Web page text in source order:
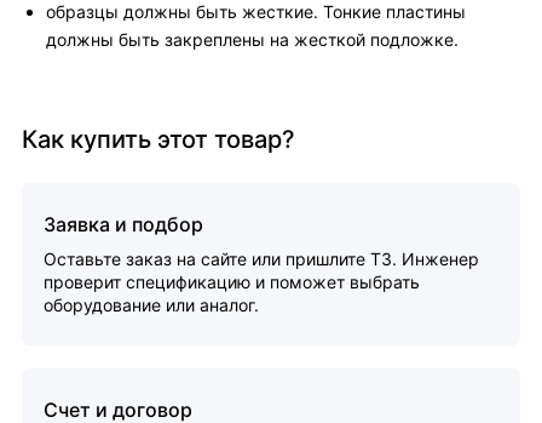
образцы должны быть жесткие. Тонкие пластины
должны быть закреплены на жесткой подложке.
Как купить этот товар?
Заявка и подбор
Оставьте заказ на сайте или пришлите ТЗ. Инженер
проверит спецификацию и поможет выбрать
оборудование или аналог.
Счет и договор